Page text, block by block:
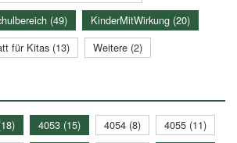
(49)
KinderMitWirkung (20)
für Kitas (13)
Weitere (2)
4053 (15) 4054 (8)
4055 (11)